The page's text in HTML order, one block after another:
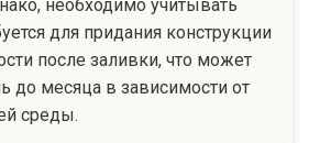
необходимо учитывать
для придания конструкции
после заливки, что может
до месяца в зависимости от
среды.